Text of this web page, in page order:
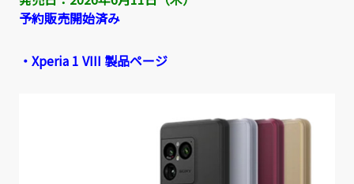
予約販売開始済み
・Xperia 1 VIII 製品ページ